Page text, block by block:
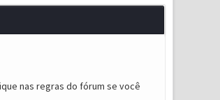
nas regras do fórum se você